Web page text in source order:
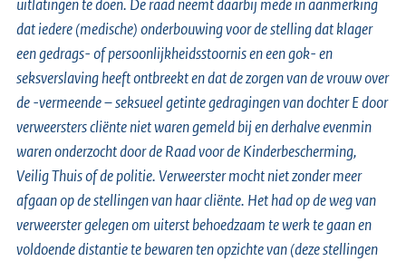
uitlatingen te doen. De raad neemt daarbij mede in aanmerking
dat iedere (medische) onderbouwing voor de stelling dat klager
een gedrags- of persoonlijkheidsstoornis en een gok- en
seksverslaving heeft ontbreekt en dat de zorgen van de vrouw over
de -vermeende – seksueel getinte gedragingen van dochter E door
verweersters cliënte niet waren gemeld bij en derhalve evenmin
waren onderzocht door de Raad voor de Kinderbescherming,
Veilig Thuis of de politie. Verweerster mocht niet zonder meer
afgaan op de stellingen van haar cliënte. Het had op de weg van
verweerster gelegen om uiterst behoedzaam te werk te gaan en
voldoende distantie te bewaren ten opzichte van (deze stellingen